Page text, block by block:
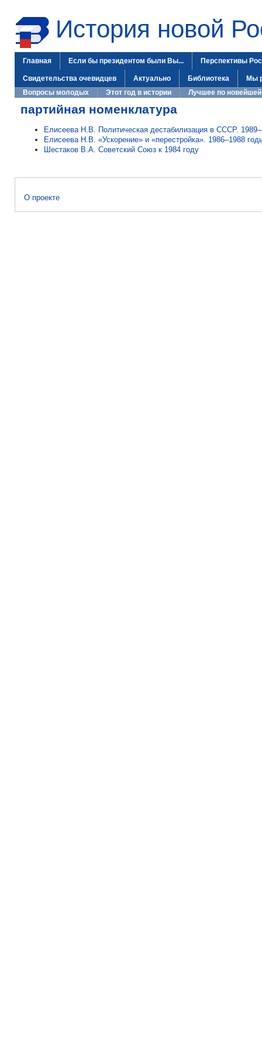
История новой
Главная Если бы президентом были Вы... Перспективы
Свидетельства очевидцев Актуально Библиотека
Мы
Вопросы молодых
Этот год в истории Лучшее по новейшей
партийная номенклатура
Елисеева Н.В. Политическая дестабилизация в СССР.
Елисеева Н.В. «Ускорение» и «перестройка». 1986–1988
Шестаков В.А. Советский Союз к 1984 году
О проекте